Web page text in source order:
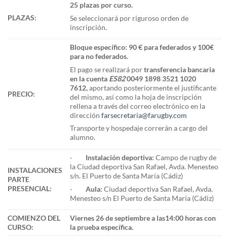
PLAZAS:
25 plazas por curso.
Se seleccionará por riguroso orden de
inscripción.
PRECIO:
Bloque específico: 90 € para federados y 100€
para no federados.
El pago se realizará portransferencia bancaria
en la cuenta ES820049 1898 3521 1020
7612,aportando posteriormente el justificante
del mismo, así como la hoja de inscripción
rellena a través del correo electrónico en la
direcciónfarsecretaria@farugby.com
Transporte y hospedaje correrán a cargo del
alumno.
INSTALACIONES
PARTE
PRESENCIAL:
· Instalación deportiva:Campo de rugby de
la Ciudad deportiva San Rafael, Avda. Menesteo
s/n. El Puerto de Santa María (Cádiz)
·Aula:Ciudad deportiva San Rafael, Avda.
Menesteo s/n El Puerto de Santa María (Cádiz)
COMIENZO DEL
CURSO:
Viernes 26 de septiembre a las14:00 horas con
la prueba específica.